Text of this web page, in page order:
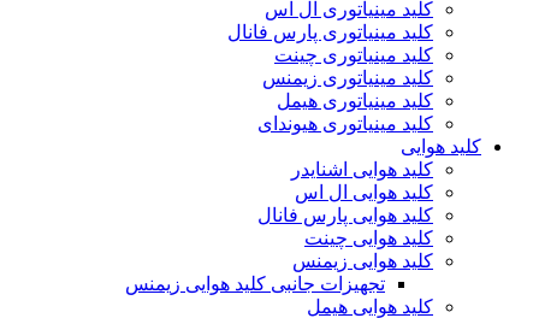
کلید مینیاتوری ال اس
کلید مینیاتوری پارس فانال
کلید مینیاتوری چینت
کلید مینیاتوری زیمنس
کلید مینیاتوری هیمل
کلید مینیاتوری هیوندای
کلید هوایی
کلید هوایی اشنایدر
کلید هوایی ال اس
کلید هوایی پارس فانال
کلید هوایی چینت
کلید هوایی زیمنس
تجهیزات جانبی کلید هوایی زیمنس
کلید هوایی هیمل